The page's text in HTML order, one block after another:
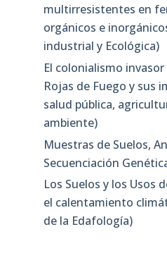
multirresistentes en
orgánicos e
industrial y Ecológica)
El colonialismo
Rojas de Fuego y sus
salud pública,
ambiente)
Muestras de Suelos,
Secuenciación
Los Suelos y los Usos
el calentamiento
de la Edafología)